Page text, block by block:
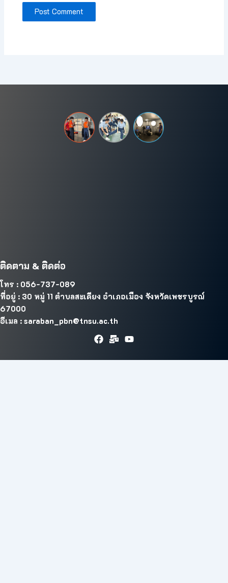
ติดตาม & ติดต่อ
โทร : 056-737-089
ที่อยู่ : 30 หมู่ 11 ตำบลสะเดียง อำเภอเมือง จังหวัดเพชรบูรณ์
67000
อีเมล : saraban_pbn@tnsu.ac.th